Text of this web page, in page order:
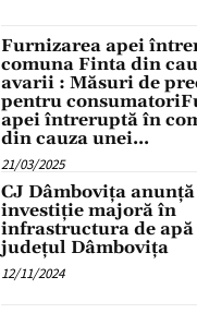
Furnizarea apei
comuna Finta din
avarii : Măsuri de
pentru
apei întreruptă în
din cauza unei...
21/03/2025
CJ Dâmbovița
investiție majoră în
infrastructura de
județul Dâmbovița
12/11/2024